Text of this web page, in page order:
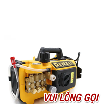
VUI LÒNG GỌI